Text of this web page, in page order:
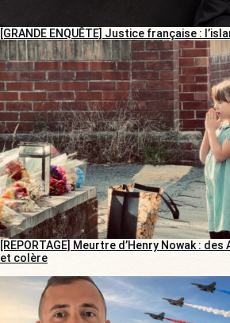
[GRANDE ENQUÊTE] Justice française :
[REPORTAGE] Meurtre d’Henry Nowak :
et colère